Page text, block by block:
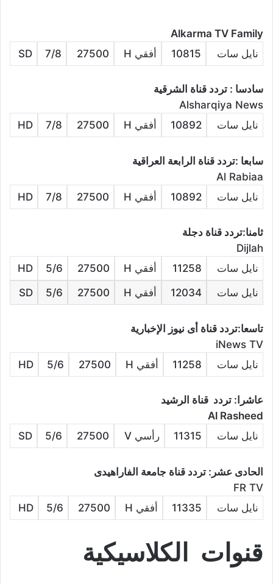
Alkarma TV Family
نايل سات
10815 أفقي H 27500
7/8
SD
سادسا : تردد قناة الشرقية
Alsharqiya News
نايل سات
10892 أفقي H 27500
7/8
HD
سابعا :تردد قناة الرابعة العراقية
Al Rabiaa
نايل سات
10892 أفقي H 27500
7/8
HD
ثامنا:تردد قناة دجلة
Dijlah
نايل سات
11258 أفقي H 27500
5/6
HD
نايل سات
12034 أفقي H 27500
5/6
SD
تاسعا:تردد قناة أى نيوز الإخبارية
iNews TV
نايل سات
11258 أفقي H 27500
5/6
HD
عاشرا: تردد قناة الرشيد
Al Rasheed
نايل سات
11315 رأسي V 27500
5/6
SD
الحادى عشر: تردد قناة جامعة الفاراهيدى
FR TV
نايل سات
11335 أفقي H 27500
5/6
HD
قنوات الكلاسيكية